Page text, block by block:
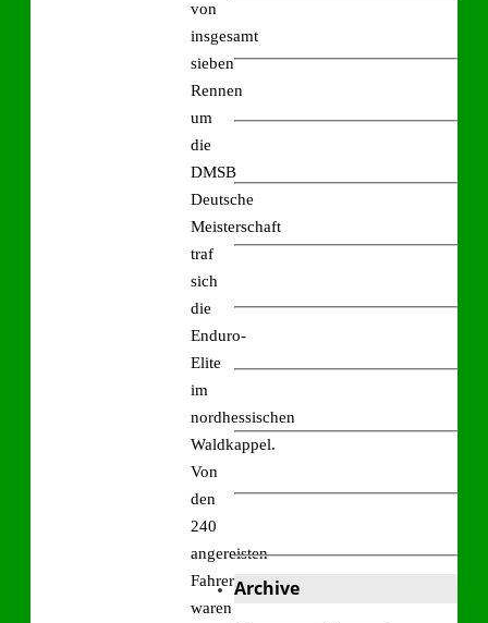
von
insgesamt
sieben
Rennen
um
die
DMSB
Deutsche
Meisterschaft
traf
sich
die
Enduro-
Elite
im
nordhessischen
Waldkappel.
Von
den
240
angereisten
Fahrern
waren
Archive